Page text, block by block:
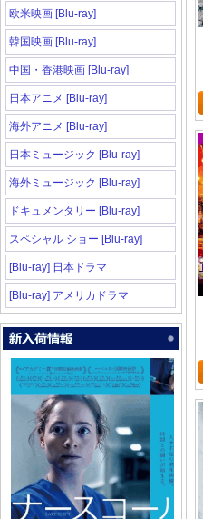
欧米映画 [Blu-ray]
韓国映画 [Blu-ray]
中国・香港映画 [Blu-ray]
日本アニメ [Blu-ray]
海外アニメ [Blu-ray]
日本ミュージック [Blu-ray]
海外ミュージック [Blu-ray]
ドキュメンタリー [Blu-ray]
スペシャル ショー [Blu-ray]
[Blu-ray] 日本ドラマ
[Blu-ray] アメリカドラマ